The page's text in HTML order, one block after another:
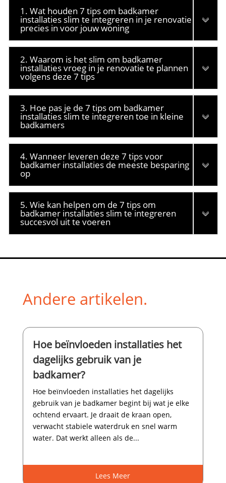
1. Wat houden 7 tips om badkamer
installaties slim te integreren in je renovatie
precies in voor jouw woning
2. Waarom is het slim om badkamer
installaties vroeg in je renovatie te plannen
volgens deze 7 tips
3. Hoe pas je de 7 tips om badkamer
installaties slim te integreren toe in kleine
badkamers
4. Wanneer leveren deze 7 tips voor
badkamer installaties de meeste besparing
op
5. Wie kan helpen om de 7 tips om
badkamer installaties slim te integreren
succesvol uit te voeren
Andere artikelen.
Hoe beïnvloeden installaties het
dagelijks gebruik van je
badkamer?
Hoe beïnvloeden installaties het dagelijks
gebruik van je badkamer begint bij wat je elke
ochtend ervaart.​ Je draait de kraan open,
verwacht stabiele waterdruk en snel warm
water.​ Dat werkt alleen als de...
Lees Meer